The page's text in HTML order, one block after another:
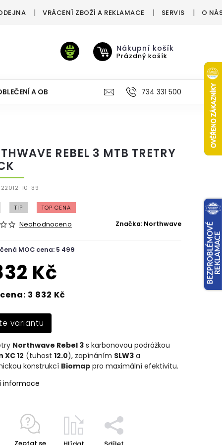
VRÁCENÍ ZBOŽÍ A REKLAMACE SERVIS O
Nákupní košík
Prázdný košík
A OBUV VÝŽIVA VÝPRODEJ %
734 331 500
REBEL 3 MTB TRETRY
10-39
TIP TOP CENA
Neohodnoceno Značka: Northwave
MOC cena: 5 499
Kč
3 832 Kč
variantu
Northwave Rebel 3s karbonovou podrážkou
XC 12 (tuhost 12.0), zapínáním SLW3a
konstrukcí Biomappro maximální efektivitu.
informace